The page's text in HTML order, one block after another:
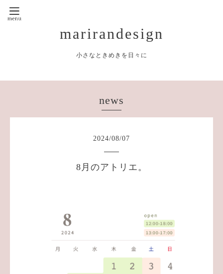
marirandesign
小さなときめきを日々に
news
2024/08/07
8月のアトリエ。